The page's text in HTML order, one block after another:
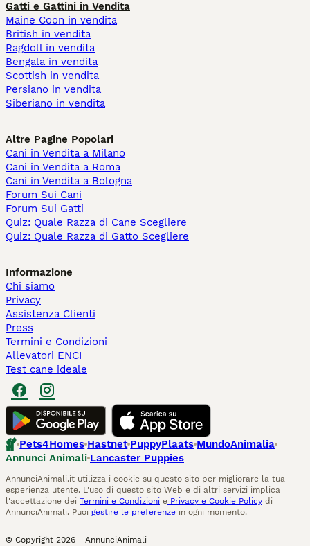
Gatti e Gattini in Vendita
Maine Coon in vendita
British in vendita
Ragdoll in vendita
Bengala in vendita
Scottish in vendita
Persiano in vendita
Siberiano in vendita
Altre Pagine Popolari
Cani in Vendita a Milano
Cani in Vendita a Roma
Cani in Vendita a Bologna
Forum Sui Cani
Forum Sui Gatti
Quiz: Quale Razza di Cane Scegliere
Quiz: Quale Razza di Gatto Scegliere
Informazione
Chi siamo
Privacy
Assistenza Clienti
Press
Termini e Condizioni
Allevatori ENCI
Test cane ideale
Pets4Homes Hastnet PuppyPlaats MundoAnimalia
Annunci Animali Lancaster Puppies
AnnunciAnimali.it utilizza i cookie su questo sito per migliorare la tua
esperienza utente. L'uso di questo sito Web e di altri servizi implica
l'accettazione dei Termini e Condizioni e Privacy e Cookie Policy di
AnnunciAnimali. Puoi gestire le preferenze in ogni momento.
© Copyright 2026 - AnnunciAnimali